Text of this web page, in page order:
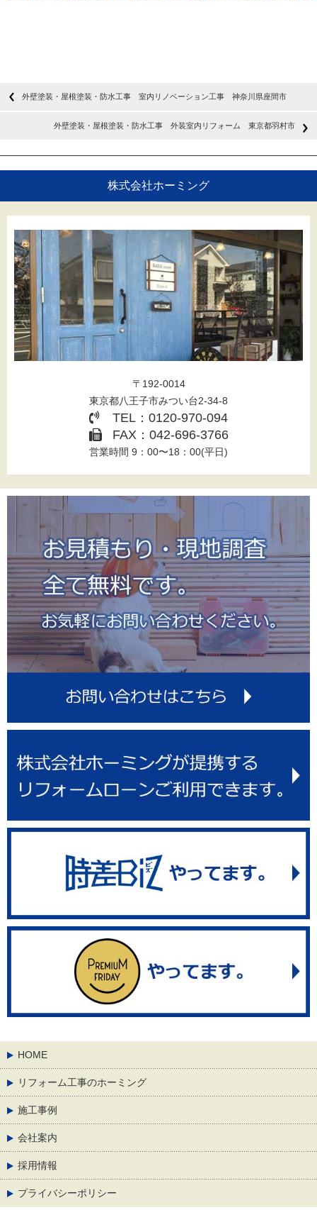
外壁塗装・屋根塗装・防水工事 室内リノベーション工事 神奈川県座間市
外壁塗装・屋根塗装・防水工事 外装室内リフォーム 東京都羽村市
株式会社ホーミング
〒192-0014
東京都八王子市みつい台2-34-8
TEL：0120-970-094
FAX：042-696-3766
営業時間 9：00〜18：00(平日)
HOME
リフォーム工事のホーミング
施工事例
会社案内
採用情報
プライバシーポリシー